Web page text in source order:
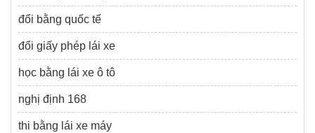
đổi bằng quốc tế
đổi giấy phép lái xe
học bằng lái xe ô tô
nghị định 168
thi bằng lái xe máy